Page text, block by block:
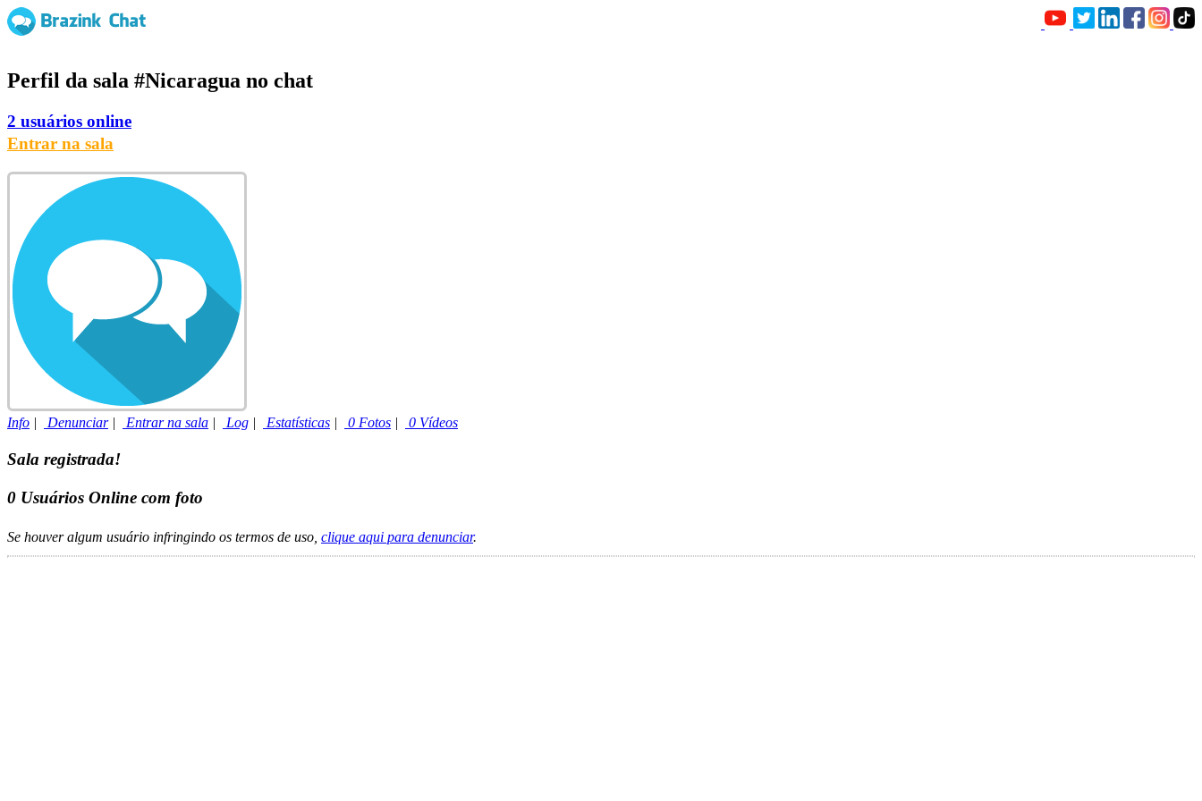
Perfil da sala #Nicaragua no chat
2 usuários online
Entrar na sala
Info | Denunciar| Entrar na sala | Log | Estatísticas | 0 Fotos | 0 Vídeos
Sala registrada!
0 Usuários Online com foto
Se houver algum usuário infringindo os termos de uso, clique aqui para denunciar.